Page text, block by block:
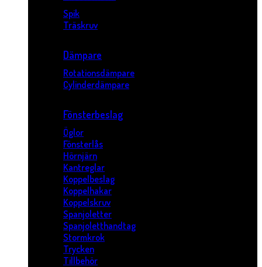
Spik
Träskruv
Dämpare
Rotationsdämpare
Cylinderdämpare
Fönsterbeslag
Öglor
Fönsterlås
Hörnjärn
Kantreglar
Koppelbeslag
Koppelhakar
Koppelskruv
Spanjoletter
Spanjoletthandtag
Stormkrok
Trycken
Tillbehör